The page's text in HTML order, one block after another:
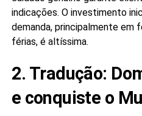
indicações. O investimento
demanda, principalmente em
férias, é altíssima.
2. Tradução:
e conquiste o